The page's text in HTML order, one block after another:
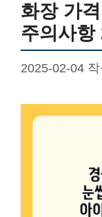
화장 가
주의사항
2025-02-04